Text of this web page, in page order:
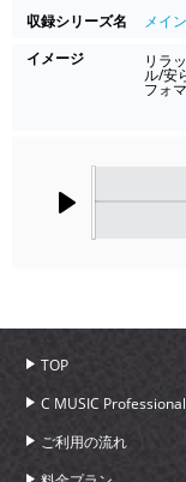
収録シリーズ名
メイ
イメージ
リラ
ル/安
フォ
TOP
C MUSIC
ご利用の流れ